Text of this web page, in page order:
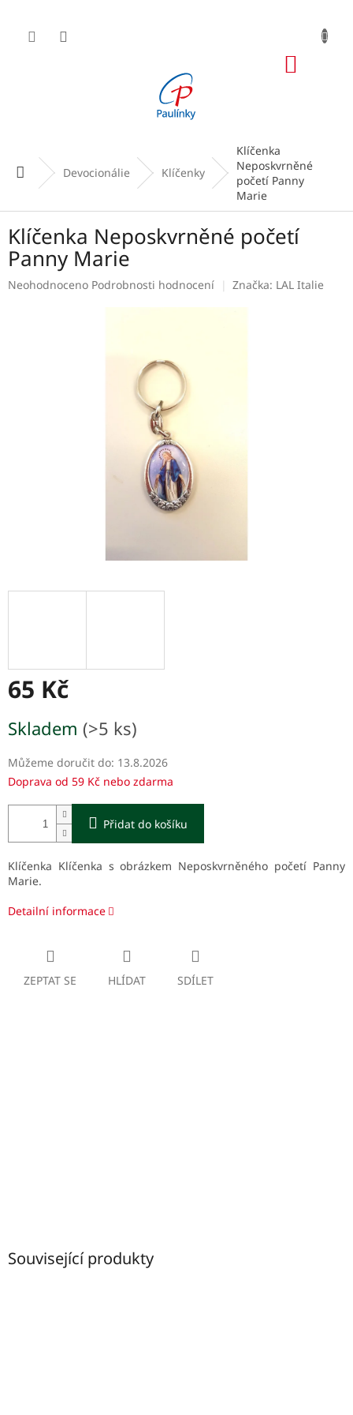
obsah
Domů Devocionálie Klíčenky
Klíčenka
Neposkvrněné
početí Panny
Marie
Klíčenka Neposkvrněné početí
Panny Marie
Průměrné
Neohodnoceno Podrobnosti hodnocení Značka: LAL Italie
65 Kč
cena:
Skladem (>5 ks)
Můžeme doručit do: 13.8.2026
Doprava od 59 Kč nebo zdarma
Přidat do košíku
Klíčenka Klíčenka s obrázkem Neposkvrněného početí Panny
Marie.
Detailní informace
ZEPTAT SE HLÍDAT SDÍLET
Související produkty